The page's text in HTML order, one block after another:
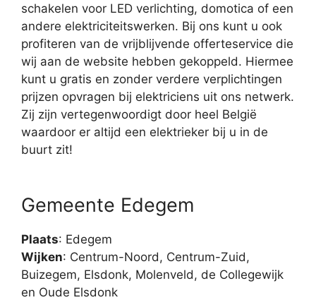
schakelen voor LED verlichting, domotica of een
andere elektriciteitswerken. Bij ons kunt u ook
profiteren van de vrijblijvende offerteservice die
wij aan de website hebben gekoppeld. Hiermee
kunt u gratis en zonder verdere verplichtingen
prijzen opvragen bij elektriciens uit ons netwerk.
Zij zijn vertegenwoordigt door heel België
waardoor er altijd een elektrieker bij u in de
buurt zit!
Gemeente Edegem
Plaats: Edegem
Wijken: Centrum-Noord, Centrum-Zuid,
Buizegem, Elsdonk, Molenveld, de Collegewijk
en Oude Elsdonk